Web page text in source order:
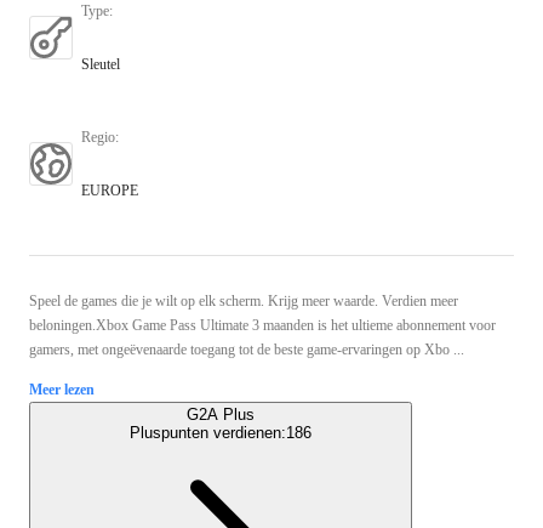
Type:
Sleutel
Regio:
EUROPE
Speel de games die je wilt op elk scherm. Krijg meer waarde. Verdien meer
beloningen.Xbox Game Pass Ultimate 3 maanden is het ultieme abonnement voor
gamers, met ongeëvenaarde toegang tot de beste game-ervaringen op Xbo ...
Meer lezen
G2A Plus
Pluspunten verdienen:186